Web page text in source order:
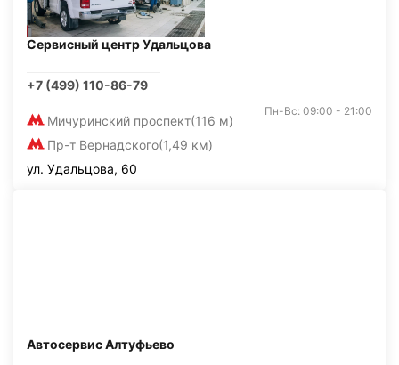
Сервисный центр Удальцова
+7 (499) 110-86-79
Мичуринский проспект(116 м)
Пр-т Вернадского(1,49 км)
Пн-Вс: 09:00 - 21:00
ул. Удальцова, 60
Автосервис Алтуфьево